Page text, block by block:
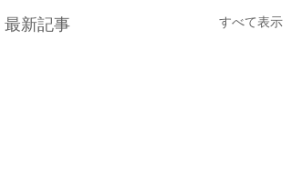
最新記事 すべて表示